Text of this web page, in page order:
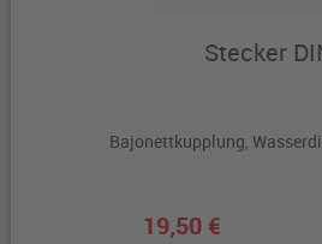
Stecker
Bajonettkupplung,
19,50 €